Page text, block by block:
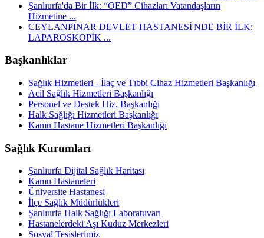
Şanlıurfa'da Bir İlk: “OED” Cihazları Vatandaşların
Hizmetine ...
CEYLANPINAR DEVLET HASTANESİ'NDE BİR İLK:
LAPAROSKOPİK ...
Başkanlıklar
Sağlık Hizmetleri - İlaç ve Tıbbi Cihaz Hizmetleri Başkanlığı
Acil Sağlık Hizmetleri Başkanlığı
Personel ve Destek Hiz. Başkanlığı
Halk Sağlığı Hizmetleri Başkanlığı
Kamu Hastane Hizmetleri Başkanlığı
Sağlık Kurumları
Şanlıurfa Dijital Sağlık Haritası
Kamu Hastaneleri
Üniversite Hastanesi
İlçe Sağlık Müdürlükleri
Şanlıurfa Halk Sağlığı Laboratuvarı
Hastanelerdeki Aşı Kuduz Merkezleri
Sosyal Tesislerimiz